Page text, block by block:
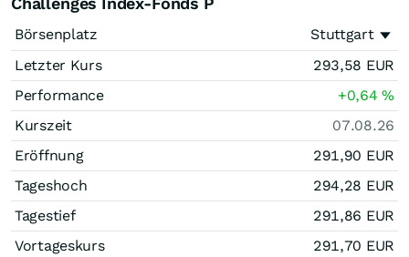
Börsenplatz
Stuttgart
Letzter Kurs
293,58 EUR
Performance
+0,64%
Kurszeit
07.08.26
Eröffnung
291,90 EUR
Tageshoch
294,28 EUR
Tagestief
291,86 EUR
Vortageskurs
291,70 EUR